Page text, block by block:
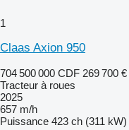
1
Claas Axion 950
704 500 000 CDF 269 700 €
Tracteur à roues
2025
657 m/h
Puissance 423 ch (311 kW)